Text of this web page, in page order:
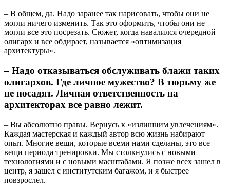
– В общем, да. Надо заранее так нарисовать, чтобы они не
могли ничего изменить. Так это оформить, чтобы они не
могли все это посрезать. Сюжет, когда навалился очередной
олигарх и все обдирает, называется «оптимизация
архитектуры».
– Надо отказываться обслуживать блажи таких
олигархов. Где личное мужество? В тюрьму же
не посадят. Личная ответственность на
архитекторах все равно лежит.
– Вы абсолютно правы. Вернусь к «излишним увлечениям».
Каждая мастерская и каждый автор всю жизнь набирают
опыт. Многие вещи, которые всеми нами сделаны, это все
вещи периода тренировки. Мы столкнулись с новыми
технологиями и с новыми масштабами. Я позже всех зашел в
центр, я зашел с институтским багажом, и я быстрее
повзрослел.